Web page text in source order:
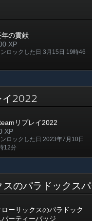
年の貢献
XP
ロックした日 3月15日 19時46
イ2022
リプレイ2022
XP
ロックした日 2023年7月10日
12分
スのパラドックス
ローサックスのパラドック
パーティーバッジ